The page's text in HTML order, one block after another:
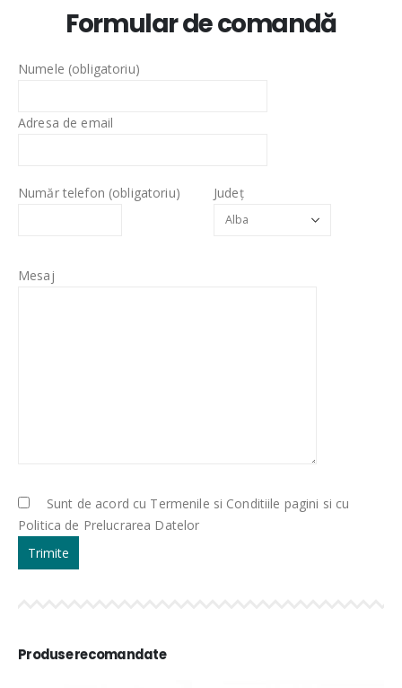
Formular de comandă
Numele (obligatoriu)
Adresa de email
Număr telefon (obligatoriu) Județ
Mesaj
Sunt de acord cu Termenile si Conditiile pagini si cu
Politica de Prelucrarea Datelor
Produse recomandate